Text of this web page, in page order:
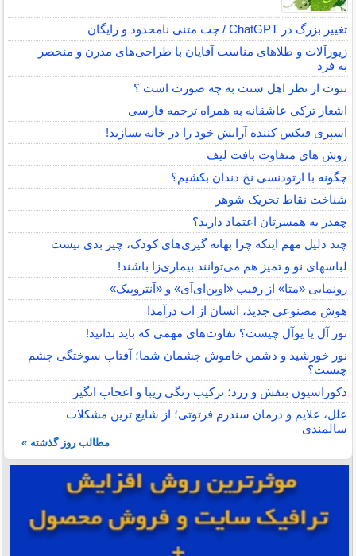
تغییر بزرگ در ChatGPT / چت متنی نامحدود و رایگان
زیورآلات و طلاهای مناسب آقایان با طراحی‌های مدرن و منحصر
به فرد
نبوت از نظر اهل سنت به چه صورت است ؟
اشعار ترکی عاشقانه به همراه ترجمه فارسی
اسپری فیکس کننده آرایش خود را در خانه بسازید!
روش های متفاوت بافت لیف
چگونه با ارتودنسی نخ دندان بکشیم؟
شناخت نقاط تحریک شوهر
چقدر به همسرتان اعتماد دارید؟
چند دلیل مهم اینکه چرا بهانه گیری‌های کودک، چیز بدی نیست
لباس‎های نو و تمیز هم می‌توانند بیماری‌زا باشند!
رونمایی «متا» از رقیب «اوپن‌ای‌آی» و «آنتروپیک»
هوش مصنوعی جدید، انسان از آب درآمد!
تور آل یا یوآل چیست؟ تفاوت‌های مهمی که باید بدانید!
نور خورشید و دشمن خاموش چشمان شما؛ آفتاب سوختگی چشم
چیست؟
دکوراسیون بنفش و زرد؛ ترکیب رنگی زیبا و اعجاب انگیز
علل، علایم و درمان سندرم فرتوتی؛ از شایع ترین مشکلات
سالمندی
مطالب روز گذشته »